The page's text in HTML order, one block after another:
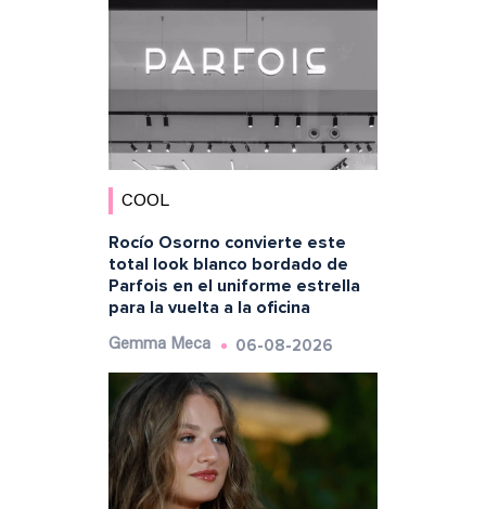
COOL
Rocío Osorno convierte este
total look blanco bordado de
Parfois en el uniforme estrella
para la vuelta a la oficina
Gemma Meca 06-08-2026